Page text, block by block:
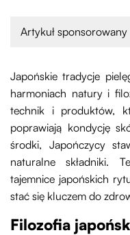
Artykuł sponsorowany
Japońskie tradycje
harmoniach natury i
technik i produktów,
poprawiają kondycję
środki, Japończycy
naturalne składniki.
tajemnice japońskich
stać się kluczem do
Filozofia